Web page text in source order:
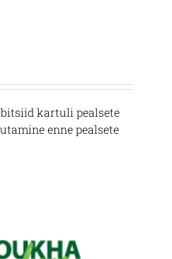
kartuli pealsete
enne pealsete